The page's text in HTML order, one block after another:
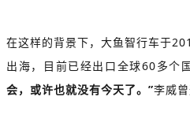
在这样的背景下，大鱼智行车于
出海，目前已经出口全球60多个国
会，或许也就没有今天了。”李威曾